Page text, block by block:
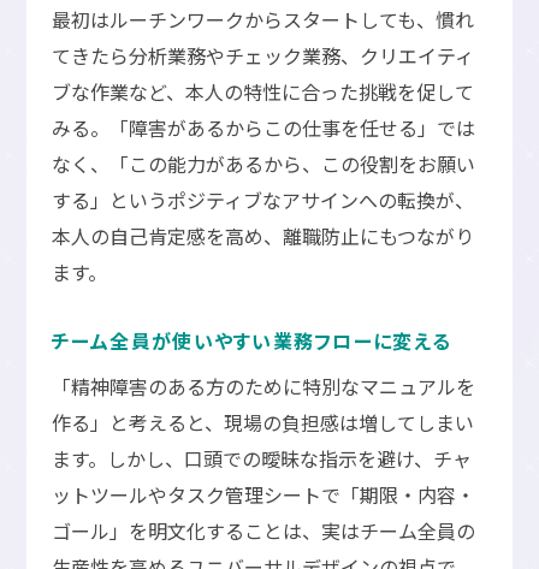
最初はルーチンワークからスタートしても、慣れ
てきたら分析業務やチェック業務、クリエイティ
ブな作業など、本人の特性に合った挑戦を促して
みる。「障害があるからこの仕事を任せる」では
なく、「この能力があるから、この役割をお願い
する」というポジティブなアサインへの転換が、
本人の自己肯定感を高め、離職防止にもつながり
ます。
チーム全員が使いやすい業務フローに変える
「精神障害のある方のために特別なマニュアルを
作る」と考えると、現場の負担感は増してしまい
ます。しかし、口頭での曖昧な指示を避け、チャ
ットツールやタスク管理シートで「期限・内容・
ゴール」を明文化することは、実はチーム全員の